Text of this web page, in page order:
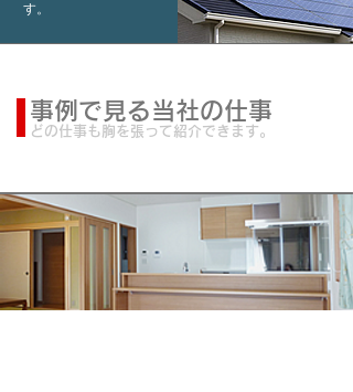
どの仕事も胸を張って紹介できます。
事例で見る当社の仕事
す。